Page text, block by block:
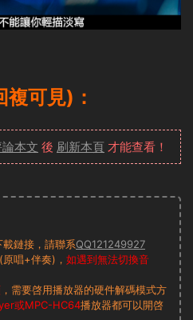
可見)：
本文 後 刷新本頁 才能查看！
鏈接，請聯系QQ121249927
唱+伴奏)， 如遇到無法切換音
，需要啓用播放器的硬件解碼模式方
或MPC-HC64播放器都可以開啓